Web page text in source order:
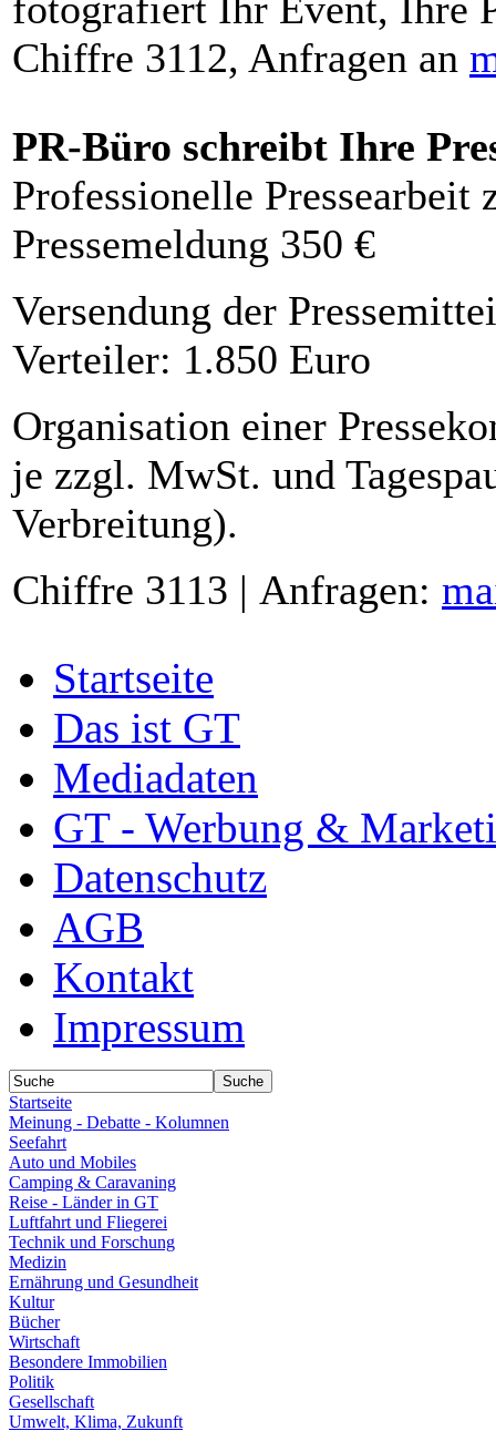
Chiffre 3112, Anfragen an
PR-Büro schreibt Ihre
Professionelle Pressearbeit
Pressemeldung 350 €
Versendung der
Verteiler: 1.850 Euro
Organisation einer
je zzgl. MwSt. und
Verbreitung).
Chiffre 3113 | Anfragen:
Startseite
Das ist GT
Mediadaten
GT - Werbung &
Datenschutz
AGB
Kontakt
Impressum
Startseite
Meinung - Debatte - Kolumnen
Seefahrt
Auto und Mobiles
Camping & Caravaning
Reise - Länder in GT
Luftfahrt und Fliegerei
Technik und Forschung
Medizin
Ernährung und Gesundheit
Kultur
Bücher
Wirtschaft
Besondere Immobilien
Politik
Gesellschaft
Umwelt, Klima, Zukunft